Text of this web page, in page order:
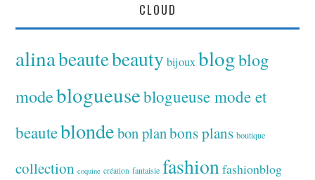
CLOUD
alinabeautebeauty bijoux blogblog
modeblogueuseblogueuse mode et
beauteblondebon planbons plans boutique
collection coquine création fantaisie fashionfashionblog